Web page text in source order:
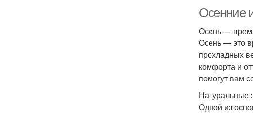
Осенние
Осень —
Осень — это
прохладных
комфорта и
помогут вам
Натуральные
Одной из